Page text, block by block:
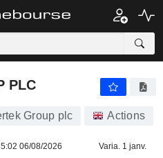
PLC
Group plc Actions
06/08/2026 Varia. 1 janv.